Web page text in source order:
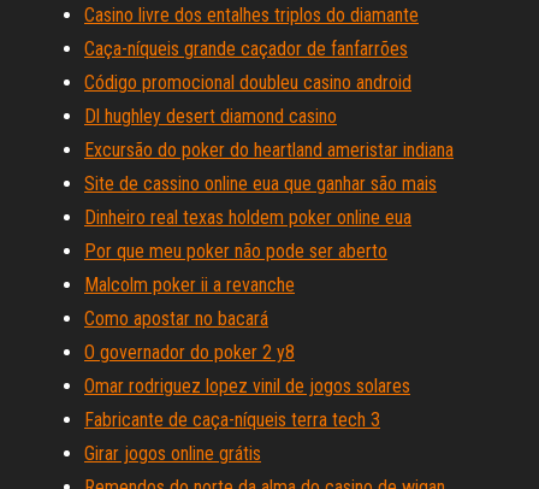
Casino livre dos entalhes triplos do diamante
Caça-níqueis grande caçador de fanfarrões
Código promocional doubleu casino android
Dl hughley desert diamond casino
Excursão do poker do heartland ameristar indiana
Site de cassino online eua que ganhar são mais
Dinheiro real texas holdem poker online eua
Por que meu poker não pode ser aberto
Malcolm poker ii a revanche
Como apostar no bacará
O governador do poker 2 y8
Omar rodriguez lopez vinil de jogos solares
Fabricante de caça-níqueis terra tech 3
Girar jogos online grátis